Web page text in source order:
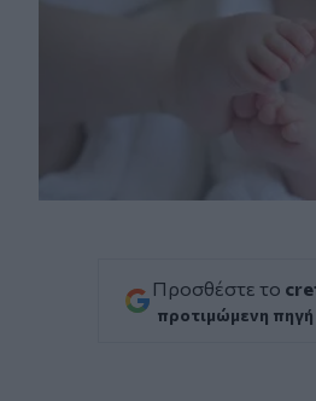
Προσθέστε το
προτιμώμενη